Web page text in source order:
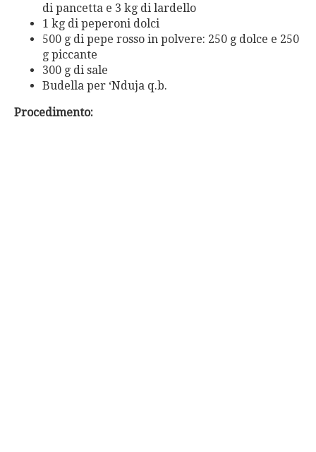
di pancetta e 3 kg di lardello
1 kg di peperoni dolci
500 g di pepe rosso in polvere: 250 g dolce e 250
g piccante
300 g di sale
Budella per ‘Nduja q.b.
Procedimento: